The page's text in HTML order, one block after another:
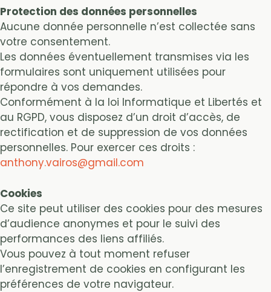
Protection des données personnelles
Aucune donnée personnelle n’est collectée sans
votre consentement.
Les données éventuellement transmises via les
formulaires sont uniquement utilisées pour
répondre à vos demandes.
Conformément à la loi Informatique et Libertés et
au RGPD, vous disposez d’un droit d’accès, de
rectification et de suppression de vos données
personnelles. Pour exercer ces droits :
anthony.vairos@gmail.com
Cookies
Ce site peut utiliser des cookies pour des mesures
d’audience anonymes et pour le suivi des
performances des liens affiliés.
Vous pouvez à tout moment refuser
l’enregistrement de cookies en configurant les
préférences de votre navigateur.